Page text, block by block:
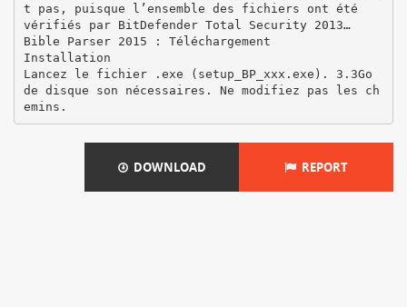
t pas, puisque l’ensemble des fichiers ont été
vérifiés par BitDefender Total Security 2013…
Bible Parser 2015 : Téléchargement
Installation
Lancez le fichier .exe (setup_BP_xxx.exe). 3.3Go
de disque son nécessaires. Ne modifiez pas les ch
DOWNLOAD REPORT